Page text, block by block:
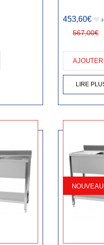
453,60€💙
567,00€
LIRE